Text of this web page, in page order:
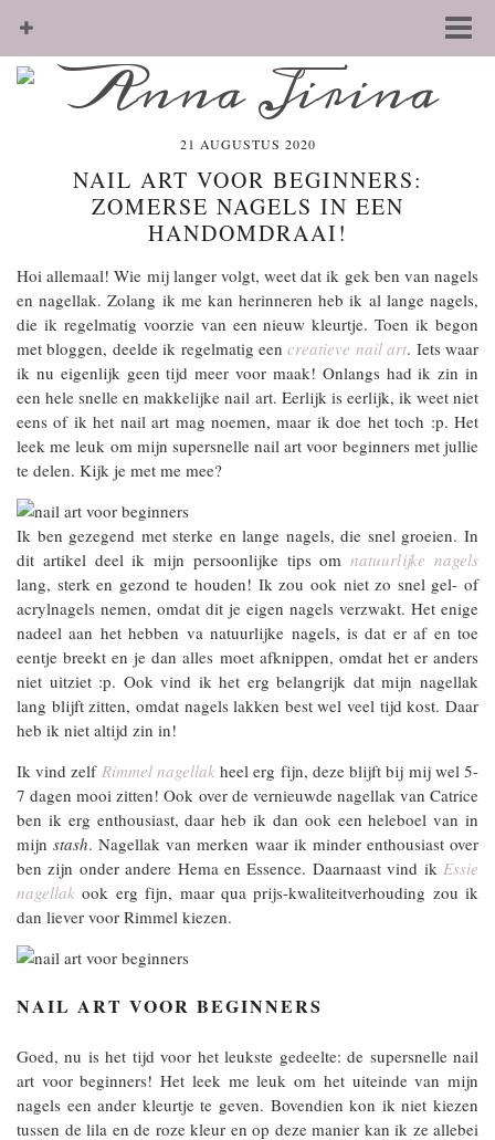
21 AUGUSTUS 2020
NAIL ART VOOR BEGINNERS:
ZOMERSE NAGELS IN EEN
HANDOMDRAAI!
Hoi allemaal! Wie mij langer volgt, weet dat ik gek ben van nagels
en nagellak. Zolang ik me kan herinneren heb ik al lange nagels,
die ik regelmatig voorzie van een nieuw kleurtje. Toen ik begon
met bloggen, deelde ik regelmatig eencreatieve nail art. Iets waar
ik nu eigenlijk geen tijd meer voor maak! Onlangs had ik zin in
een hele snelle en makkelijke nail art. Eerlijk is eerlijk, ik weet niet
eens of ik het nail art mag noemen, maar ik doe het toch :p. Het
leek me leuk om mijn supersnelle nail art voor beginners met jullie
te delen. Kijk je met me mee?
Ik ben gezegend met sterke en lange nagels, die snel groeien. In
dit artikel deel ik mijn persoonlijke tips omnatuurlijke nagels
lang, sterk en gezond te houden! Ik zou ook niet zo snel gel- of
acrylnagels nemen, omdat dit je eigen nagels verzwakt. Het enige
nadeel aan het hebben va natuurlijke nagels, is dat er af en toe
eentje breekt en je dan alles moet afknippen, omdat het er anders
niet uitziet :p. Ook vind ik het erg belangrijk dat mijn nagellak
lang blijft zitten, omdat nagels lakken best wel veel tijd kost. Daar
heb ik niet altijd zin in!
Ik vind zelf Rimmel nagellak heel erg fijn, deze blijft bij mij wel 5-
7 dagen mooi zitten! Ook over de vernieuwde nagellak van Catrice
ben ik erg enthousiast, daar heb ik dan ook een heleboel van in
mijnstash. Nagellak van merken waar ik minder enthousiast over
ben zijn onder andere Hema en Essence. Daarnaast vind ik Essie
nagellak ook erg fijn, maar qua prijs-kwaliteitverhouding zou ik
dan liever voor Rimmel kiezen.
NAIL ART VOOR BEGINNERS
Goed, nu is het tijd voor het leukste gedeelte: de supersnelle nail
art voor beginners! Het leek me leuk om het uiteinde van mijn
nagels een ander kleurtje te geven. Bovendien kon ik niet kiezen
tussen de lila en de roze kleur en op deze manier kan ik ze allebei